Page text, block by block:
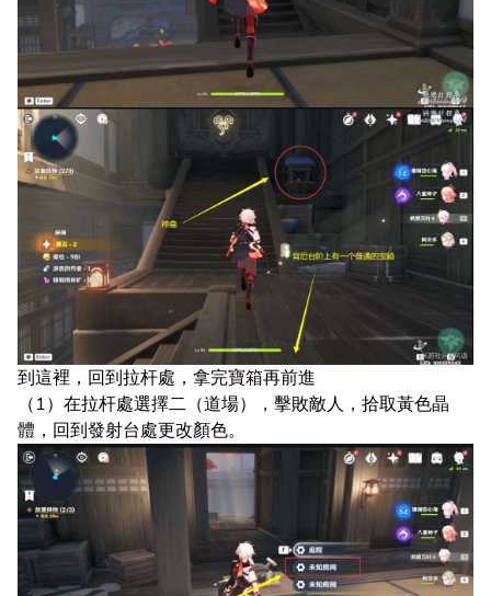
到這裡，回到拉杆處，拿完寶箱再前進
（1）在拉杆處選擇二（道場），擊敗敵人，拾取黃色晶
體，回到發射台處更改顏色。